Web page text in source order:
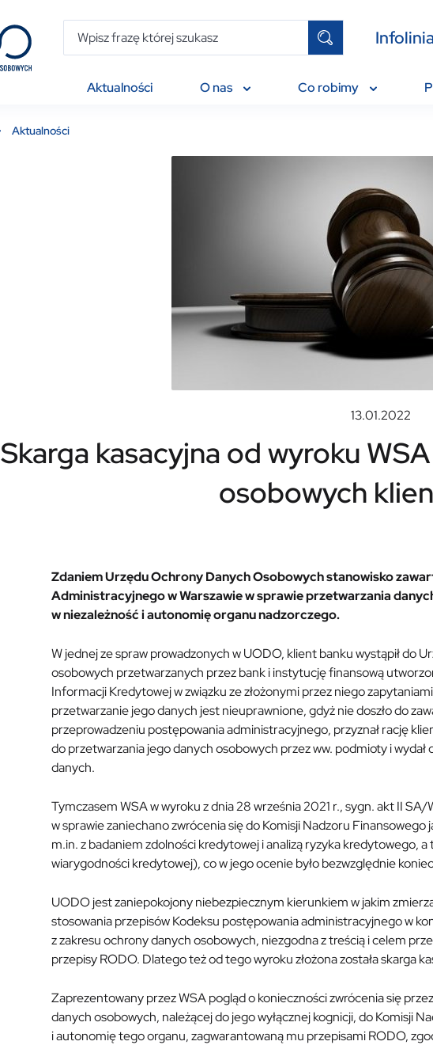
Aktualności O nas Co robimy
Aktualności
13.01.2022
Skarga kasacyjna od wyroku
osobowych
Zdaniem Urzędu Ochrony Danych Osobowych stanowisko
Administracyjnego w Warszawie w sprawie przetwarzania
w niezależność i autonomię organu nadzorczego.
W jednej ze spraw prowadzonych w UODO, klient banku wystąpił do
osobowych przetwarzanych przez bank i instytucję finansową
Informacji Kredytowej w związku ze złożonymi przez niego
przetwarzanie jego danych jest nieuprawnione, gdyż nie doszło do
przeprowadzeniu postępowania administracyjnego, przyznał rację
do przetwarzania jego danych osobowych przez ww. podmioty i
danych.
Tymczasem WSA w wyroku z dnia 28 września 2021 r., sygn. akt II SA/
w sprawie zaniechano zwrócenia się do Komisji Nadzoru Finansowego
m.in. z badaniem zdolności kredytowej i analizą ryzyka kredytowego,
wiarygodności kredytowej), co w jego ocenie było bezwzględnie
UODO jest zaniepokojony niebezpiecznym kierunkiem w jakim
stosowania przepisów Kodeksu postępowania administracyjnego w
z zakresu ochrony danych osobowych, niezgodna z treścią i celem
przepisy RODO. Dlatego też od tego wyroku złożona została skarga
Zaprezentowany przez WSA pogląd o konieczności zwrócenia się
danych osobowych, należącej do jego wyłącznej kognicji, do Komisji
i autonomię tego organu, zagwarantowaną mu przepisami RODO,